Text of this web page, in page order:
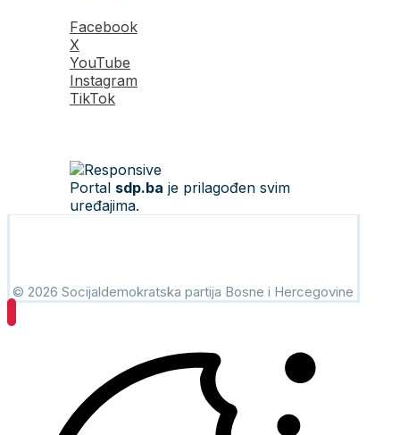
Facebook
X
YouTube
Instagram
TikTok
Portal sdp.ba je prilagođen svim
uređajima.
© 2026 Socijaldemokratska partija Bosne i Hercegovine